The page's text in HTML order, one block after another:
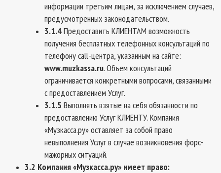
информации третьим лицам, за исключением случаев,
предусмотренных законодательством.
3.1.4Предоставить КЛИЕНТАМ возможность
получения бесплатных телефонных консультаций по
телефону call-центра, указанным на сайте:
www.muzkassa.ru. Объем консультаций
ограничивается конкретными вопросами, связанными
с предоставлением Услуг.
3.1.5 Выполнять взятые на себя обязанности по
предоставлению Услуг КЛИЕНТУ. Компания
«Музкасса.ру» оставляет за собой право
невыполнения Услуг в случае возникновения форс-
мажорных ситуаций.
3.2 Компания «Музкасса.ру» имеет право: